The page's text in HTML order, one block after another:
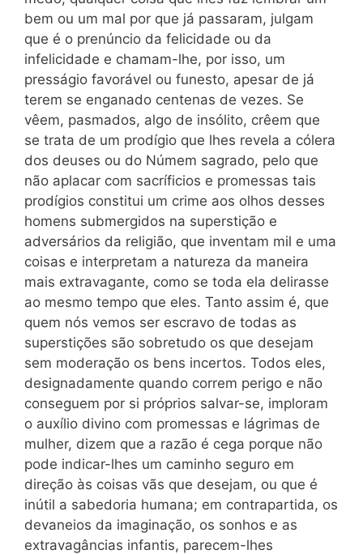
bem ou um mal por que já passaram, julgam
que é o prenúncio da felicidade ou da
infelicidade e chamam-lhe, por isso, um
presságio favorável ou funesto, apesar de já
terem se enganado centenas de vezes. Se
vêem, pasmados, algo de insólito, crêem que
se trata de um prodígio que lhes revela a cólera
dos deuses ou do Númem sagrado, pelo que
não aplacar com sacríficios e promessas tais
prodígios constitui um crime aos olhos desses
homens submergidos na superstição e
adversários da religião, que inventam mil e uma
coisas e interpretam a natureza da maneira
mais extravagante, como se toda ela delirasse
ao mesmo tempo que eles. Tanto assim é, que
quem nós vemos ser escravo de todas as
superstições são sobretudo os que desejam
sem moderação os bens incertos. Todos eles,
designadamente quando correm perigo e não
conseguem por si próprios salvar-se, imploram
o auxílio divino com promessas e lágrimas de
mulher, dizem que a razão é cega porque não
pode indicar-lhes um caminho seguro em
direção às coisas vãs que desejam, ou que é
inútil a sabedoria humana; em contrapartida, os
devaneios da imaginação, os sonhos e as
extravagâncias infantis, parecem-lhes